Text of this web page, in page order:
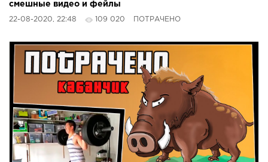
смешные видео и фейлы
22-08-2020, 22:48 109 020 ПОТРАЧЕНО